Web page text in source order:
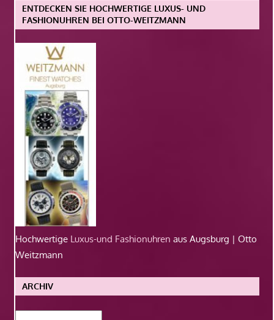
ENTDECKEN SIE HOCHWERTIGE LUXUS- UND
FASHIONUHREN BEI OTTO-WEITZMANN
Hochwertige Luxus-und Fashionuhren aus Augsburg | Otto
Weitzmann
ARCHIV